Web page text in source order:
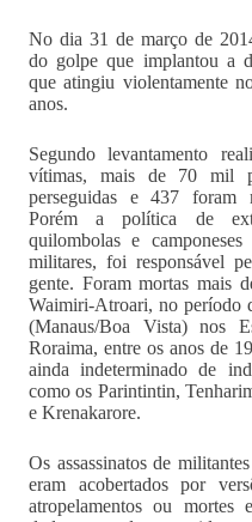
No dia 31 de março de
do golpe que implantou a
que atingiu violentamente
anos.
Segundo levantamento
vítimas, mais de 70 mil
perseguidas e 437 foram
Porém a política de
quilombolas e
militares, foi responsável
gente. Foram mortas mais
Waimiri-Atroari, no período
(Manaus/Boa Vista) nos
Roraima, entre os anos de
ainda indeterminado de
como os Parintintin,
e Krenakarore.
Os assassinatos de
eram acobertados por
atropelamentos ou mortes